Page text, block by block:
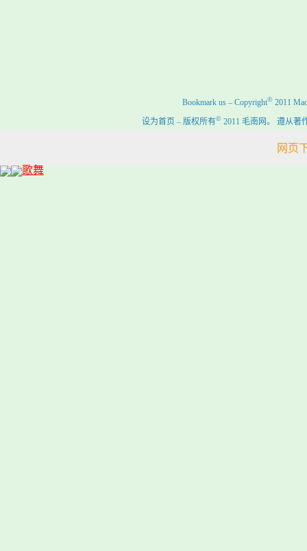
Bookmark us – Copyright© 2011
设为首页 – 版权所有© 2011 毛南网。 遵从著
网页